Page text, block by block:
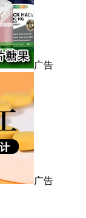
广告
广告